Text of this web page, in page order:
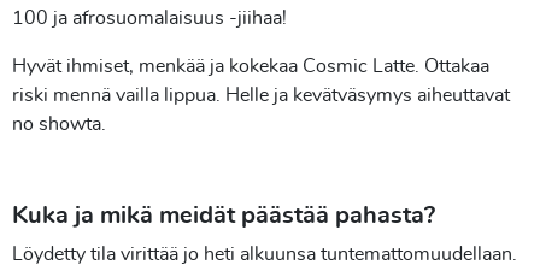
100 ja afrosuomalaisuus -jiihaa!
Hyvät ihmiset, menkää ja kokekaa Cosmic Latte. Ottakaa
riski mennä vailla lippua. Helle ja kevätväsymys aiheuttavat
no showta.
Kuka ja mikä meidät päästää pahasta?
Löydetty tila virittää jo heti alkuunsa tuntemattomuudellaan.